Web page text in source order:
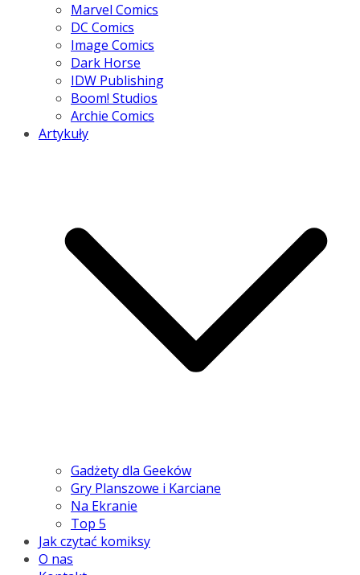
Marvel Comics
DC Comics
Image Comics
Dark Horse
IDW Publishing
Boom! Studios
Archie Comics
Artykuły
Gadżety dla Geeków
Gry Planszowe i Karciane
Na Ekranie
Top 5
Jak czytać komiksy
O nas